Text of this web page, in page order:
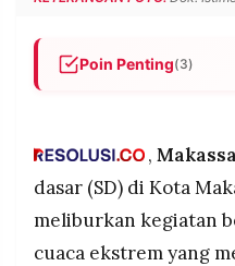
PENGADUAN TERM
Poin Penting(3)
Pemberitahuan libur
melalui grup
Kebijakan libur
,
dasar (SD) di Kota
meliburkan kegiatan
cuaca ekstrem yang